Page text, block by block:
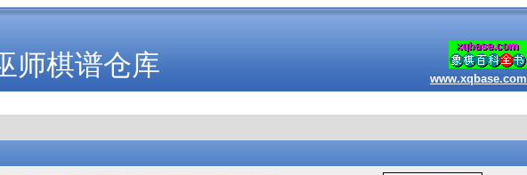
师棋谱仓库 www.xqbase.com